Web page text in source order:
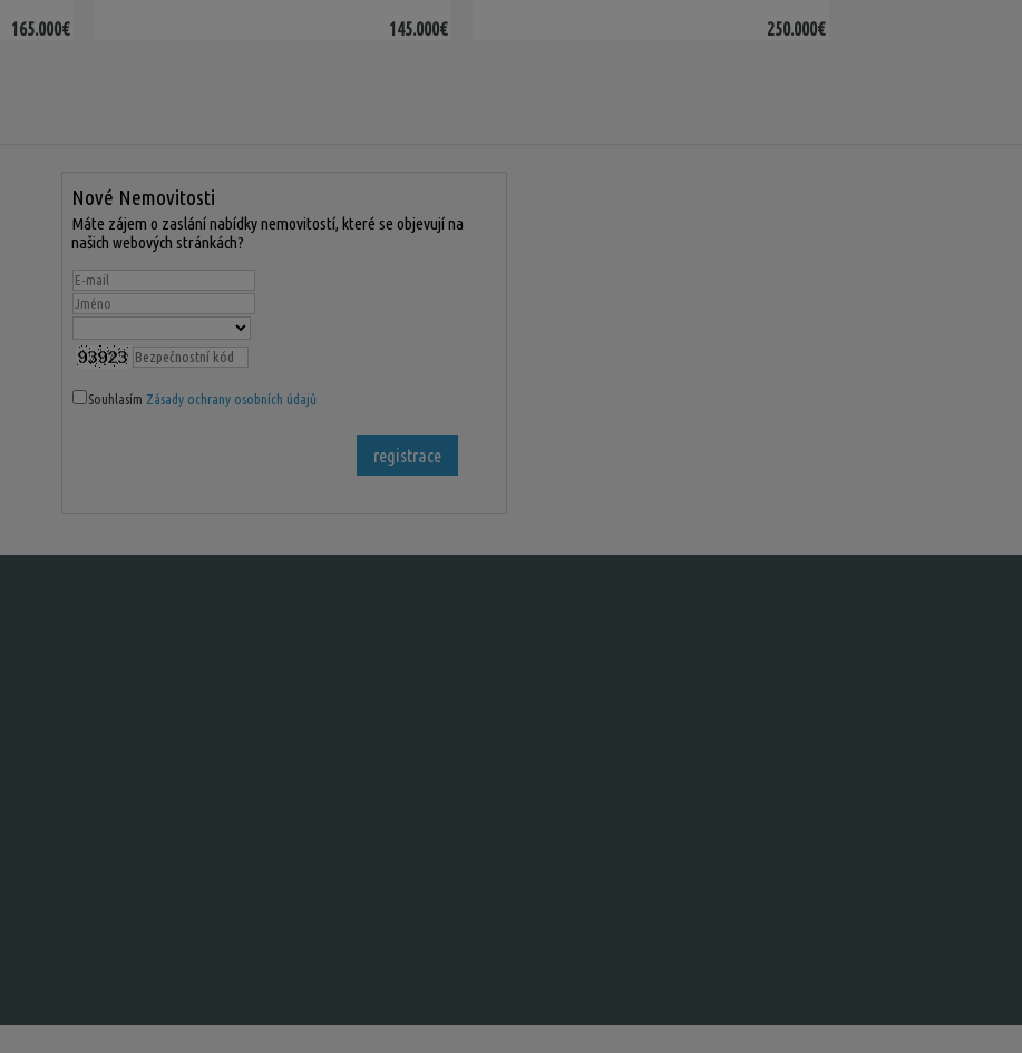
165.000€ 145.000€ 250.000€
Nové Nemovitosti
Máte zájem o zaslání nabídky nemovitostí, které se objevují na
našich webových stránkách?
Souhlasím Zásady ochrany osobních údajů